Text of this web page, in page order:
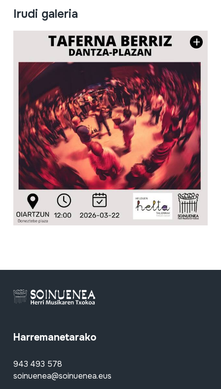
Irudi galeria
Harremanetarako
943 493 578
soinuenea@soinuenea.eus